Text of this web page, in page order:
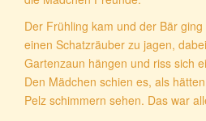
Der Frühling kam und der Bär
einen Schatzräuber zu jagen,
Gartenzaun hängen und riss sich
Den Mädchen schien es, als
Pelz schimmern sehen. Das war